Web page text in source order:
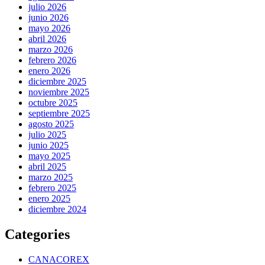
julio 2026
junio 2026
mayo 2026
abril 2026
marzo 2026
febrero 2026
enero 2026
diciembre 2025
noviembre 2025
octubre 2025
septiembre 2025
agosto 2025
julio 2025
junio 2025
mayo 2025
abril 2025
marzo 2025
febrero 2025
enero 2025
diciembre 2024
Categories
CANACOREX